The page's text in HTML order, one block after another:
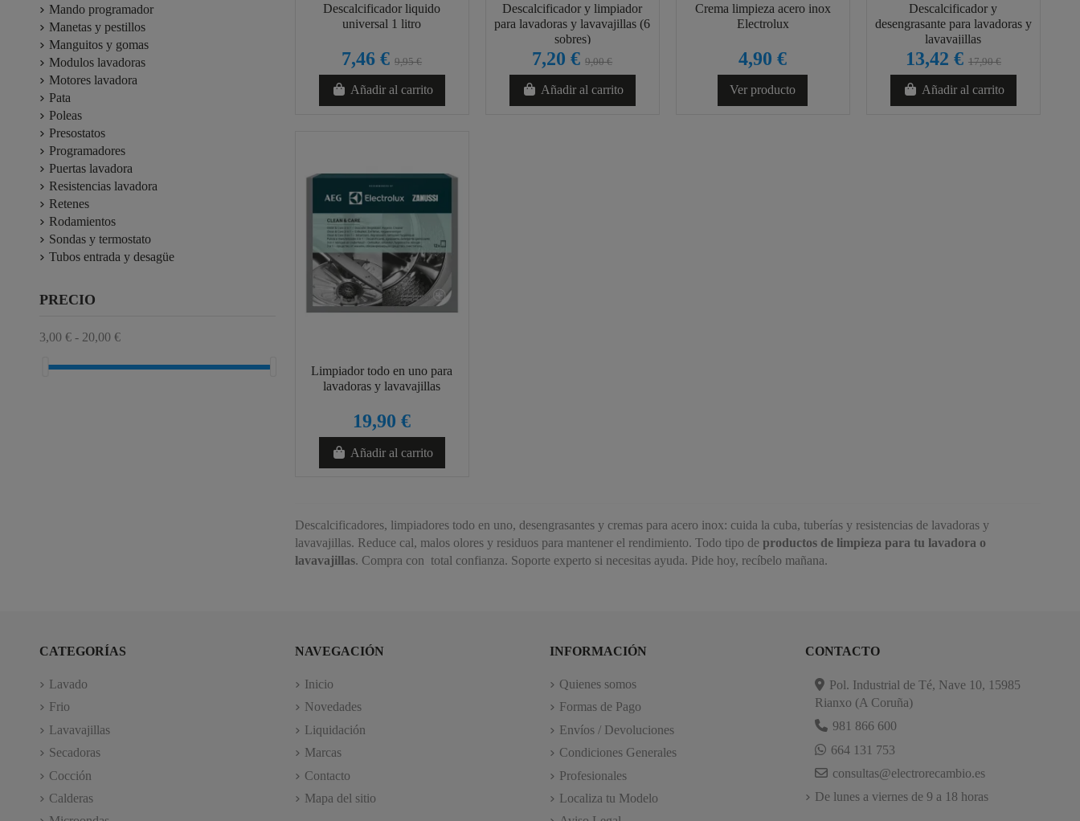
Descalcificador liquido
universal 1 litro
7,46 €9,95 €
Añadir al carrito
Descalcificador y limpiador
para lavadoras y lavavajillas (6
sobres)
7,20 €9,00 €
Añadir al carrito
Crema limpieza acero inox
Electrolux
4,90 €
Ver producto
Descalcificador y
desengrasante para lavadoras y
lavavajillas
13,42 € 17,90 €
Añadir al carrito
Limpiador todo en uno para
lavadoras y lavavajillas
19,90 €
Añadir al carrito
Descalcificadores, limpiadores todo en uno, desengrasantes y cremas para acero inox: cuida la cuba, tuberías y resistencias de lavadoras y
lavavajillas. Reduce cal, malos olores y residuos para mantener el rendimiento. Todo tipo de productos de limpieza para tu lavadora o
lavavajillas. Compra con total confianza. Soporte experto si necesitas ayuda. Pide hoy, recíbelo mañana.
Mando programador
Manetas y pestillos
Manguitos y gomas
Modulos lavadoras
Motores lavadora
Pata
Poleas
Presostatos
Programadores
Puertas lavadora
Resistencias lavadora
Retenes
Rodamientos
Sondas y termostato
Tubos entrada y desagüe
PRECIO
3,00 € - 20,00 €
CATEGORÍAS
Lavado
Frio
Lavavajillas
Secadoras
Cocción
Calderas
NAVEGACIÓN
Inicio
Novedades
Liquidación
Marcas
Contacto
Mapa del sitio
INFORMACIÓN
Quienes somos
Formas de Pago
Envíos / Devoluciones
Condiciones Generales
Profesionales
Localiza tu Modelo
CONTACTO
Pol. Industrial de Té, Nave 10, 15985
Rianxo (A Coruña)
981 866 600
664 131 753
consultas@electrorecambio.es
De lunes a viernes de 9 a 18 horas